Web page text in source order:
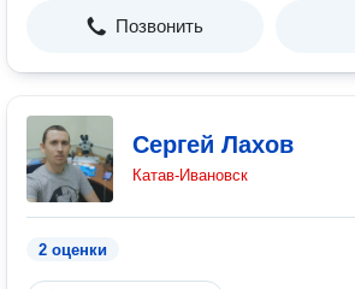
Позвонить
Сергей Лахов
Катав-Ивановск
2 оценки